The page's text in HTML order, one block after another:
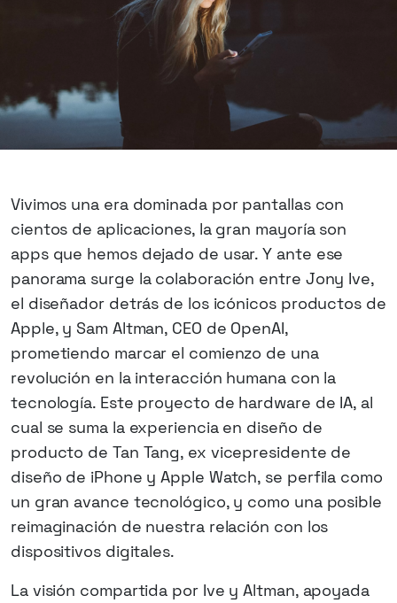
Vivimos una era dominada por pantallas con
cientos de aplicaciones, la gran mayoría son
apps que hemos dejado de usar. Y ante ese
panorama surge la colaboración entre Jony Ive,
el diseñador detrás de los icónicos productos de
Apple, y Sam Altman, CEO de OpenAI,
prometiendo marcar el comienzo de una
revolución en la interacción humana con la
tecnología. Este proyecto de hardware de IA, al
cual se suma la experiencia en diseño de
producto de Tan Tang, ex vicepresidente de
diseño de iPhone y Apple Watch, se perfila como
un gran avance tecnológico, y como una posible
reimaginación de nuestra relación con los
dispositivos digitales.
La visión compartida por Ive y Altman, apoyada